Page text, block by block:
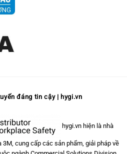
đáng tin cậy | hygi.vn
hygi.vn hiện là nhà
cung cấp các sản phẩm, giải pháp về